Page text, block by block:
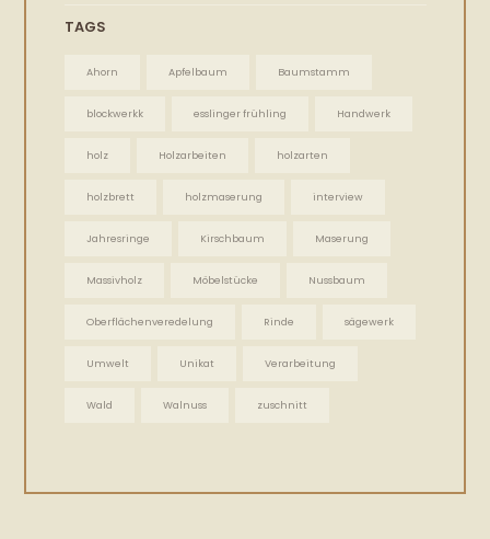
TAGS
Ahorn Apfelbaum Baumstamm
blockwerkk esslinger frühling Handwerk
holz Holzarbeiten holzarten
holzbrett holzmaserung interview
Jahresringe Kirschbaum Maserung
Massivholz Möbelstücke Nussbaum
Oberflächenveredelung Rinde sägewerk
Umwelt Unikat Verarbeitung
Wald Walnuss zuschnitt